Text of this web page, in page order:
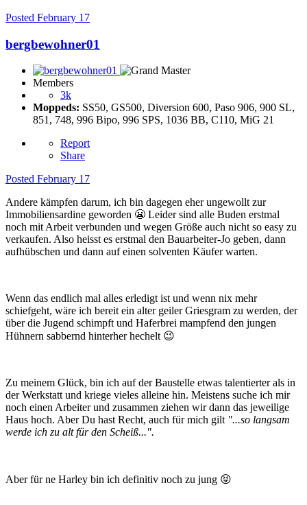
Posted February 17
bergbewohner01
Members
3k
Moppeds: SS50, GS500, Diversion 600, Paso 906, 900 SL,
851, 748, 996 Bipo, 996 SPS, 1036 BB, C110, MiG 21
Report
Share
Posted February 17
Andere kämpfen darum, ich bin dagegen eher ungewollt zur
Immobiliensardine geworden 😬 Leider sind alle Buden erstmal
noch mit Arbeit verbunden und wegen Größe auch nicht so easy zu
verkaufen. Also heisst es erstmal den Bauarbeiter-Jo geben, dann
aufhübschen und dann auf einen solventen Käufer warten.
Wenn das endlich mal alles erledigt ist und wenn nix mehr
schiefgeht, wäre ich bereit ein alter geiler Griesgram zu werden, der
über die Jugend schimpft und Haferbrei mampfend den jungen
Hühnern sabbernd hinterher hechelt 😉
Zu meinem Glück, bin ich auf der Baustelle etwas talentierter als in
der Werkstatt und kriege vieles alleine hin. Meistens suche ich mir
noch einen Arbeiter und zusammen ziehen wir dann das jeweilige
Haus hoch. Aber Du hast Recht, auch für mich gilt "...so langsam
werde ich zu alt für den Scheiß...".
Aber für ne Harley bin ich definitiv noch zu jung 😝